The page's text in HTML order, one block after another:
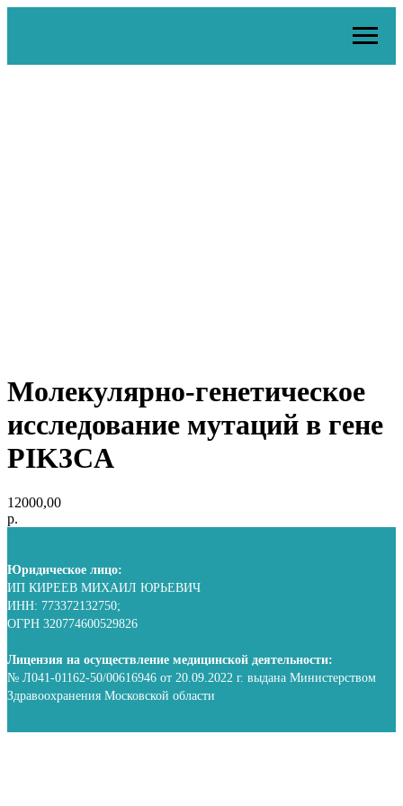
Молекулярно-генетическое
исследование мутаций в гене
PIK3CA
12000,00
р.
Юридическое лицо:
ИП КИРЕЕВ МИХАИЛ ЮРЬЕВИЧ
ИНН: 773372132750;
ОГРН 320774600529826
Лицензия на осуществление медицинской деятельности:
№ Л041-01162-50/00616946 от 20.09.2022 г. выдана Министерством
Здравоохранения Московской области